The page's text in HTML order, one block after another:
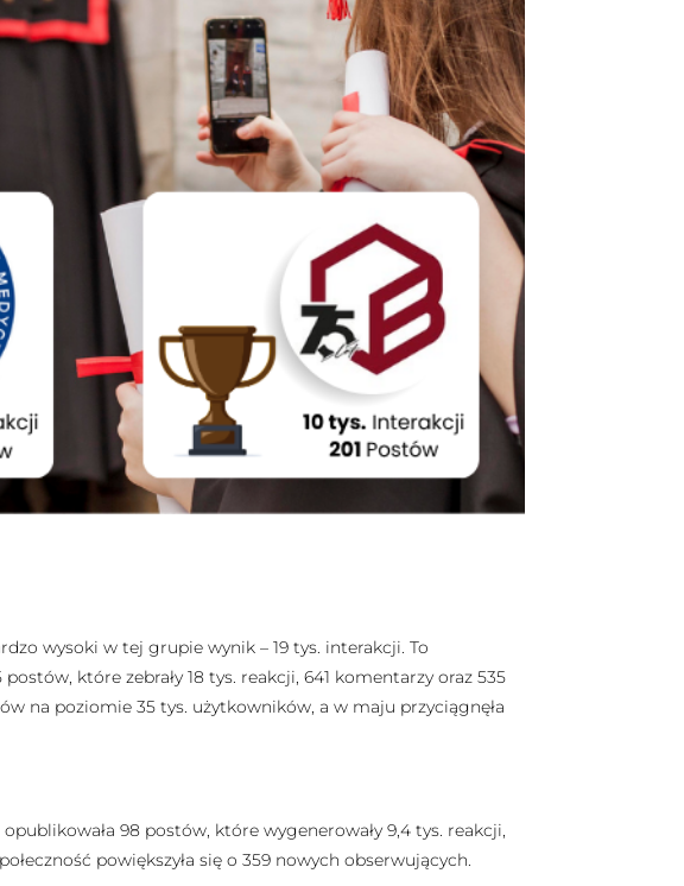
wysoki w tej grupie wynik – 19 tys. interakcji. To
które zebrały 18 tys. reakcji, 641 komentarzy oraz 535
na poziomie 35 tys. użytkowników, a w maju przyciągnęła
98 postów, które wygenerowały 9,4 tys. reakcji,
powiększyła się o 359 nowych obserwujących.